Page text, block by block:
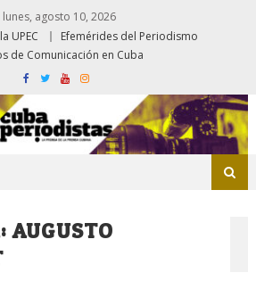
lunes, agosto 10, 2026
UPEC
Efemérides del Periodismo
de Comunicación en Cuba
AUGUSTO